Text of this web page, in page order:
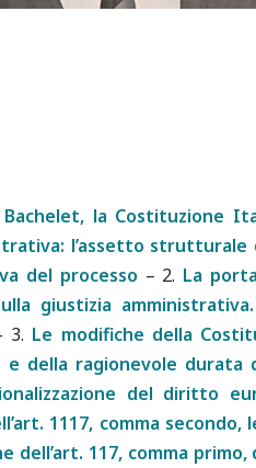
Bachelet, la Costituzione
l’assetto strutturale
del processo – 2. La
giustizia amministrativa.
3. Le modifiche della
della ragionevole durata
del diritto
1117, comma secondo,
117, comma primo,